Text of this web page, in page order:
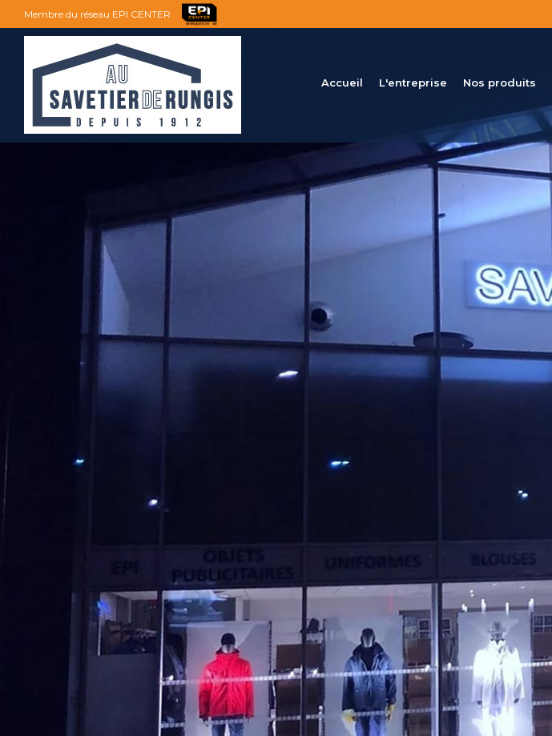
Membre du réseau EPI CENTER
Accueil L'entreprise Nos produits